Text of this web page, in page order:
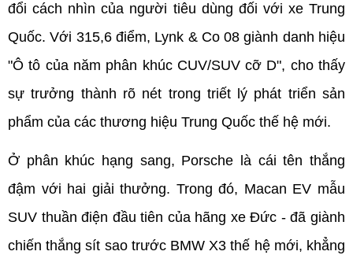
đổi cách nhìn của người tiêu dùng đối với xe Trung
Quốc. Với 315,6 điểm, Lynk & Co 08 giành danh hiệu
"Ô tô của năm phân khúc CUV/SUV cỡ D", cho thấy
sự trưởng thành rõ nét trong triết lý phát triển sản
phẩm của các thương hiệu Trung Quốc thế hệ mới.
Ở phân khúc hạng sang, Porsche là cái tên thắng
đậm với hai giải thưởng. Trong đó, Macan EV mẫu
SUV thuần điện đầu tiên của hãng xe Đức - đã giành
chiến thắng sít sao trước BMW X3 thế hệ mới, khẳng